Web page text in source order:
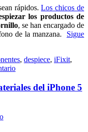
rápidos.Los chicos de
los productos de
, se han encargado de
de la manzana. Sigue
, despiece, iFixit,
del iPhone 5